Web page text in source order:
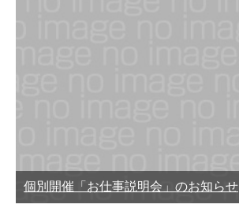
個別開催「お仕事説明会」のお知らせ